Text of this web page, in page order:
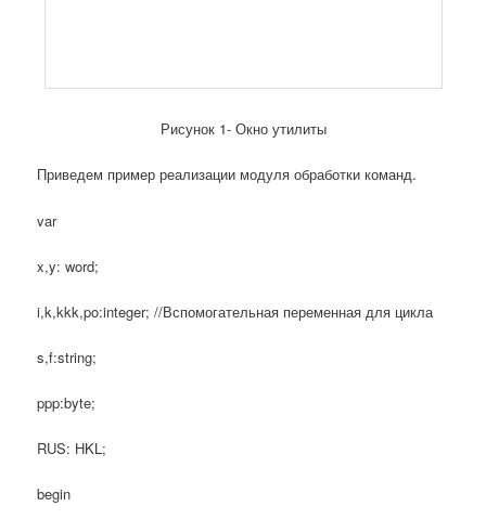
Рисунок 1- Окно утилиты
Приведем пример реализации модуля обработки команд.
var
x,y: word;
i,k,kkk,po:integer; //Вспомогательная переменная для цикла
s,f:string;
ppp:byte;
RUS: HKL;
begin